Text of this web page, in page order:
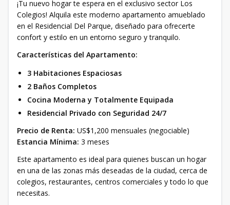
¡Tu nuevo hogar te espera en el exclusivo sector Los
Colegios! Alquila este moderno apartamento amueblado
en el Residencial Del Parque, diseñado para ofrecerte
confort y estilo en un entorno seguro y tranquilo.
Características del Apartamento:
3 Habitaciones Espaciosas
2 Baños Completos
Cocina Moderna y Totalmente Equipada
Residencial Privado con Seguridad 24/7
Precio de Renta: US$1,200 mensuales (negociable)
Estancia Mínima: 3 meses
Este apartamento es ideal para quienes buscan un hogar
en una de las zonas más deseadas de la ciudad, cerca de
colegios, restaurantes, centros comerciales y todo lo que
necesitas.